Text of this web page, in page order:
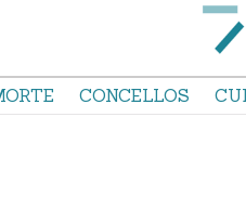
CONCELLOS